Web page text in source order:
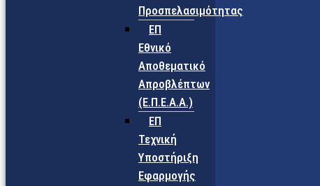
Προσπελασιμότητας
ΕΠ
Εθνικό
Αποθεματικό
Απροβλέπτων
(Ε.Π.Ε.Α.Α.)
ΕΠ
Τεχνική
Υποστήριξη
Εφαρμογής